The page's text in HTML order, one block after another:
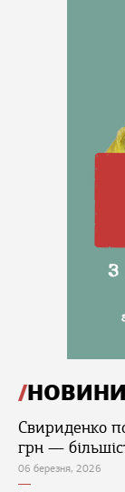
НОВИНИ
Свириденко
грн —
06 березня, 2026